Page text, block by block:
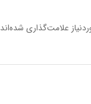
علامت‌گذاری شده‌اند